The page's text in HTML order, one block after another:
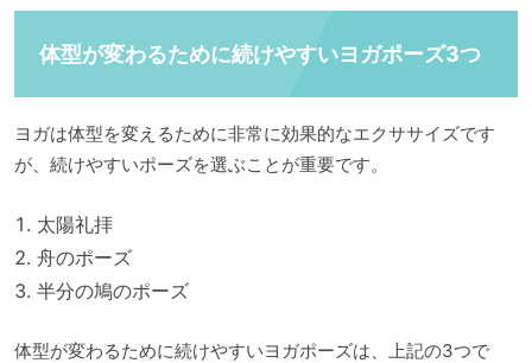
体型が変わるために続けやすいヨガポーズ3つ
ヨガは体型を変えるために非常に効果的なエクササイズです
が、続けやすいポーズを選ぶことが重要です。
太陽礼拝
舟のポーズ
半分の鳩のポーズ
体型が変わるために続けやすいヨガポーズは、上記の3つで